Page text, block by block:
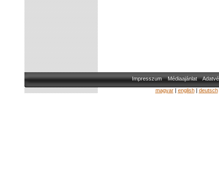
Impresszum Médiaajánlat
magyar| english| deutsch